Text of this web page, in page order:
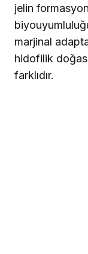
jelin
marjinal
hidofilik
farklıdır.